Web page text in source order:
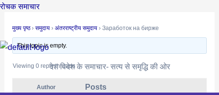
Skip
content
रोचक समाचार
देश विदेश के समाचार- सत्य से समृद्धि की ओर
मुख्य पृष्ठ › समुदाय › अंतरराष्ट्रीय समुदाय › Заработок на бирже
This topic is empty.
Viewing 0 reply threads
Author Posts
Post